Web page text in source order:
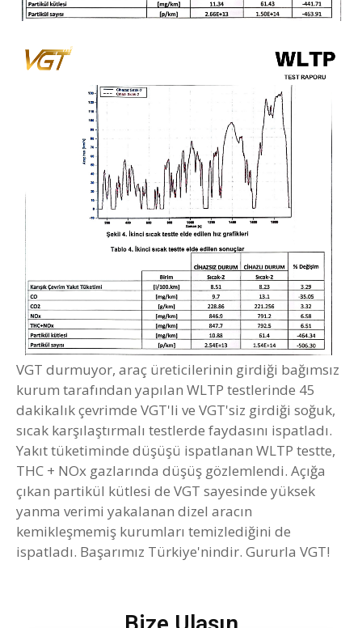
VGT durmuyor, araç üreticilerinin girdiği bağımsız
kurum tarafından yapılan WLTP testlerinde 45
dakikalık çevrimde VGT'li ve VGT'siz girdiği soğuk,
sıcak karşılaştırmalı testlerde faydasını ispatladı.
Yakıt tüketiminde düşüşü ispatlanan WLTP testte,
THC + NOx gazlarında düşüş gözlemlendi. Açığa
çıkan partikül kütlesi de VGT sayesinde yüksek
yanma verimi yakalanan dizel aracın
kemikleşmemiş kurumları temizlediğini de
ispatladı. Başarımız Türkiye'nindir. Gururla VGT!